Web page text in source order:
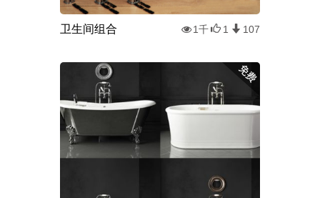
卫生间组合 1千 1 107